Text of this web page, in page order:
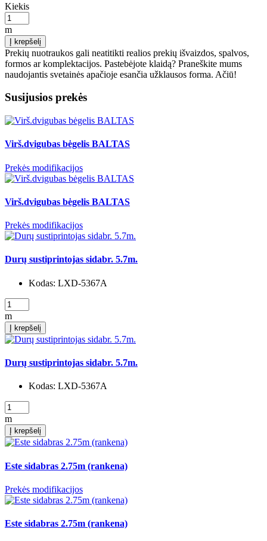
Kiekis
m
Į krepšelį
Prekių nuotraukos gali neatitikti realios prekių išvaizdos, spalvos,
formos ar komplektacijos. Pastebėjote klaidą? Praneškite mums
naudojantis svetainės apačioje esančia užklausos forma. Ačiū!
Susijusios prekės
Virš.dvigubas bėgelis BALTAS
Prekės modifikacijos
Virš.dvigubas bėgelis BALTAS
Prekės modifikacijos
Durų sustiprintojas sidabr. 5.7m.
Kodas: LXD-5367A
m
Į krepšelį
Durų sustiprintojas sidabr. 5.7m.
Kodas: LXD-5367A
m
Į krepšelį
Este sidabras 2.75m (rankena)
Prekės modifikacijos
Este sidabras 2.75m (rankena)